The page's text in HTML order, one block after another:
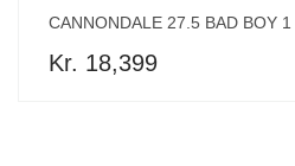
CANNONDALE 27.5 BAD BOY
Kr. 18,399